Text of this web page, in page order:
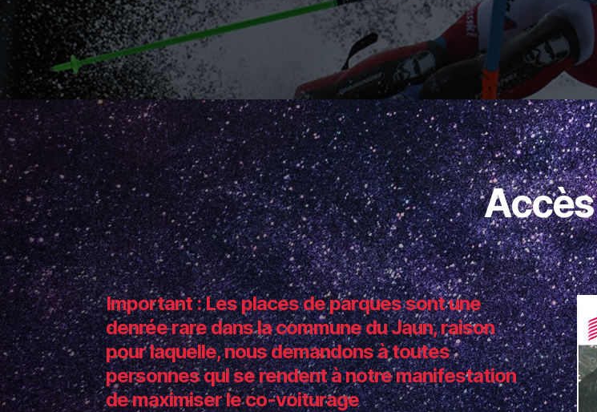
Accès
Important : Les places de parques sont une
denrée rare dans la commune du Jaun, raison
pour laquelle, nous demandons à toutes
personnes qui se rendent à notre manifestation
de maximiser le co-voiturage